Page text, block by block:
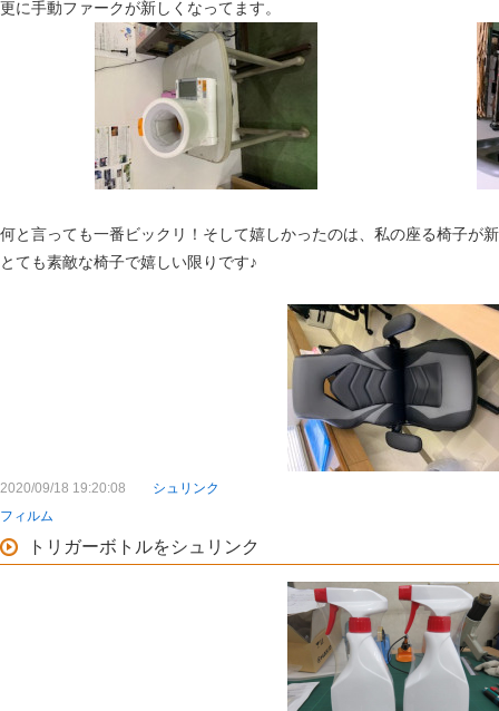
更に手動ファークが新しくなってます。
何と言っても一番ビックリ！そして嬉しかったのは、私の座る椅子が
とても素敵な椅子で嬉しい限りです♪
2020/09/18 19:20:08 シュリンク
フィルム
トリガーボトルをシュリンク